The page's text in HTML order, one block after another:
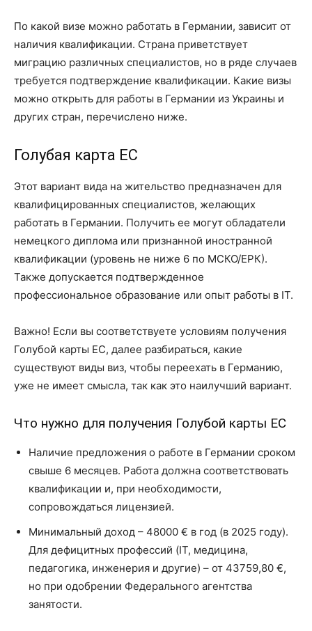
По какой визе можно работать в Германии, зависит от
наличия квалификации. Страна приветствует
миграцию различных специалистов, но в ряде случаев
требуется подтверждение квалификации. Какие визы
можно открыть для работы в Германии из Украины и
других стран, перечислено ниже.
Голубая карта ЕС
Этот вариант вида на жительство предназначен для
квалифицированных специалистов, желающих
работать в Германии. Получить ее могут обладатели
немецкого диплома или признанной иностранной
квалификации (уровень не ниже 6 по МСКО/ЕРК).
Также допускается подтвержденное
профессиональное образование или опыт работы в IT.
Важно! Если вы соответствуете условиям получения
Голубой карты ЕС, далее разбираться, какие
существуют виды виз, чтобы переехать в Германию,
уже не имеет смысла, так как это наилучший вариант.
Что нужно для получения Голубой карты ЕС
Наличие предложения о работе в Германии сроком
свыше 6 месяцев. Работа должна соответствовать
квалификации и, при необходимости,
сопровождаться лицензией.
Минимальный доход – 48000 € в год (в 2025 году).
Для дефицитных профессий (IT, медицина,
педагогика, инженерия и другие) – от 43759,80 €,
но при одобрении Федерального агентства
занятости.